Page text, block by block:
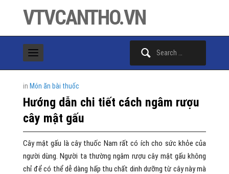
VTVCANTHO.VN
in Món ăn bài thuốc
Hướng dẫn chi tiết cách ngâm rượu
cây mật gấu
Cây mật gấu là cây thuốc Nam rất có ích cho sức khỏe của
người dùng. Người ta thường ngâm rượu cây mật gấu không
chỉ để có thể dễ dàng hấp thu chất dinh dưỡng từ cây này mà